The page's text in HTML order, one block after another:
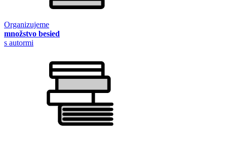
Organizujeme
množstvo besied
s autormi